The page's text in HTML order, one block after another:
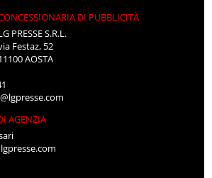
DI PUBBLICITÀ
PRESSE S.R.L.
Festaz, 52
AOSTA
AGENZIA